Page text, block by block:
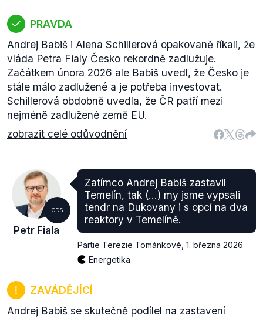
PRAVDA
Andrej Babiš i Alena Schillerová opakovaně říkali, že
vláda Petra Fialy Česko rekordně zadlužuje.
Začátkem února 2026 ale Babiš uvedl, že Česko je
stále málo zadlužené a je potřeba investovat.
Schillerová obdobně uvedla, že ČR patří mezi
nejméně zadlužené země EU.
zobrazit celé odůvodnění
ODS
Petr Fiala
Zatímco Andrej Babiš zastavil
Temelín, tak (...) my jsme vypsali
tendr na Dukovany i s opcí na dva
reaktory v Temelíně.
Partie Terezie Tománkové 1. března 2026
Energetika
ZAVÁDĚJÍCÍ
Andrej Babiš se skutečně podílel na zastavení